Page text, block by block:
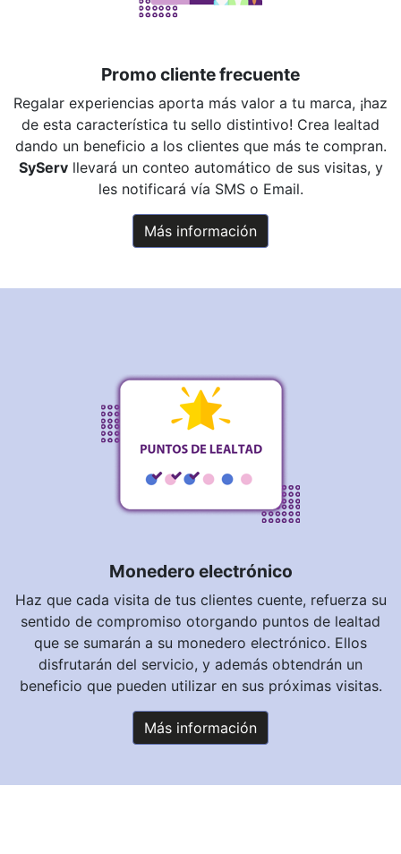
Promo cliente frecuente
Regalar experiencias aporta más valor a tu marca, ¡haz
de esta característica tu sello distintivo! Crea lealtad
dando un beneficio a los clientes que más te compran.
SyServllevará un conteo automático de sus visitas, y
les notificará vía SMS o Email.
Más información
Monedero electrónico
Haz que cada visita de tus clientes cuente, refuerza su
sentido de compromiso otorgando puntos de lealtad
que se sumarán a su monedero electrónico. Ellos
disfrutarán del servicio, y además obtendrán un
beneficio que pueden utilizar en sus próximas visitas.
Más información